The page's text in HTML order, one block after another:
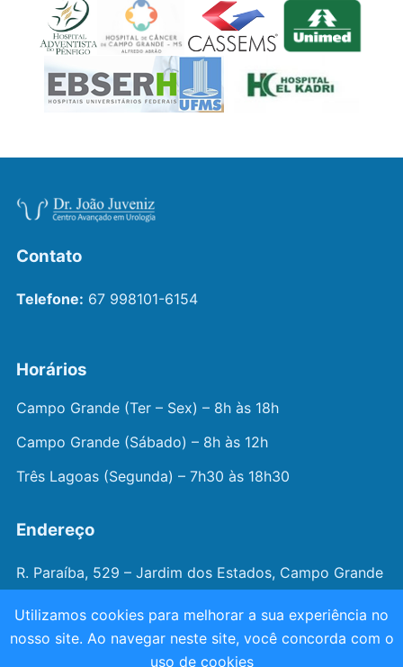
Contato
Telefone: 67 998101-6154
Horários
Campo Grande (Ter – Sex) – 8h às 18h
Campo Grande (Sábado) – 8h às 12h
Três Lagoas (Segunda) – 7h30 às 18h30
Endereço
R. Paraíba, 529 – Jardim dos Estados, Campo Grande
– MS
© 2026 — Dr. João Juveniz . Todos os direitos
Utilizamos cookies para melhorar a sua experiência no
nosso site. Ao navegar neste site, você concorda com o
uso de cookies